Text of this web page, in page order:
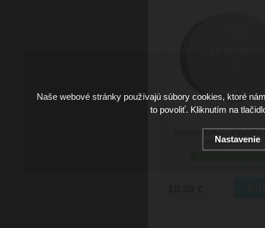
pomáda 90 ml
Naše webové stránky používajú súbory cookies, ktoré
to povoliť. Kliknutím na
Nastavenie